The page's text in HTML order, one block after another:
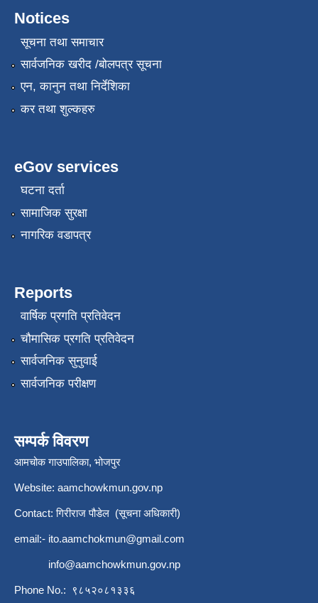
Notices
सूचना तथा समाचार
सार्वजनिक खरीद /बोलपत्र सूचना
एन, कानुन तथा निर्देशिका
कर तथा शुल्कहरु
eGov services
घटना दर्ता
सामाजिक सुरक्षा
नागरिक वडापत्र
Reports
वार्षिक प्रगति प्रतिवेदन
चौमासिक प्रगति प्रतिवेदन
सार्वजनिक सुनुवाई
सार्वजनिक परीक्षण
सम्पर्क विवरण
आमचोक गाउपालिका, भोजपुर
Website: aamchowkmun.gov.np
Contact: गिरीराज पौडेल (सूचना अधिकारी)
email:- ito.aamchokmun@gmail.com
info@aamchowkmun.gov.np
Phone No.: ९८५२०८१३३६